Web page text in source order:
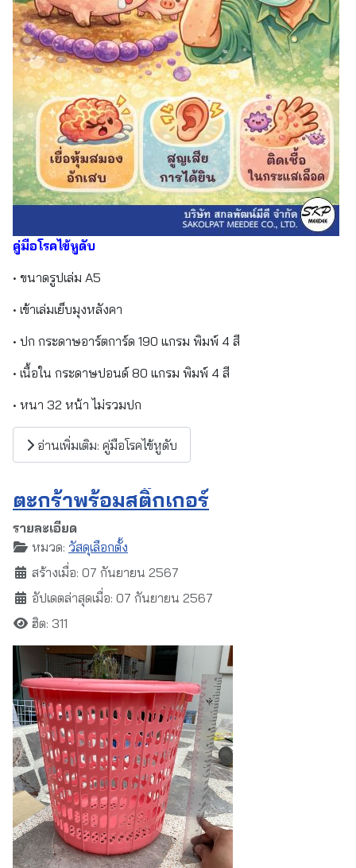
คู่มือโรคไข้หูดับ
• ขนาดรูปเล่ม A5
• เข้าเล่มเย็บมุงหลังคา
• ปก กระดาษอาร์ตการ์ด 190 แกรม พิมพ์ 4 สี
• เนื้อใน กระดาษปอนด์ 80 แกรม พิมพ์ 4 สี
• หนา 32 หน้า ไม่รวมปก
อ่านเพิ่มเติม: คู่มือโรคไข้หูดับ
ตะกร้าพร้อมสติ๊กเกอร์
รายละเอียด
หมวด: วัสดุเลือกตั้ง
สร้างเมื่อ: 07 กันยายน 2567
อัปเดตล่าสุดเมื่อ: 07 กันยายน 2567
ฮิต: 311